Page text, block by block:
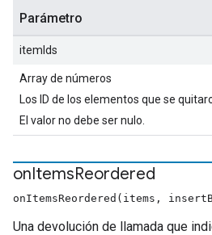
Parámetro
itemIds
Array de números
Los ID de los elementos que se
El valor no debe ser nulo.
onItemsReordered
onItemsReordered(items,
Una devolución de llamada que